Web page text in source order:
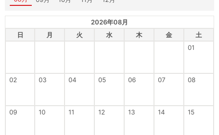
2026年08月
日
月 火 水 木 金
土
01
02 03 04 05 06 07 08
09 10 11 12 13 14 15